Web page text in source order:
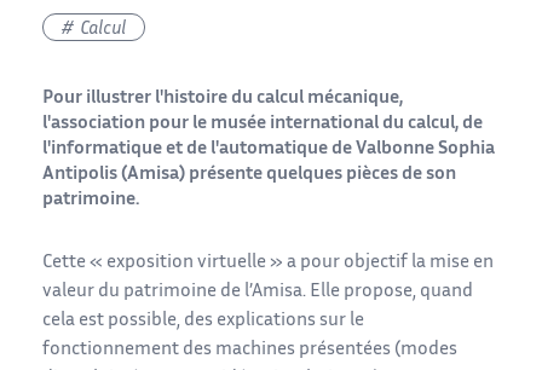
Calcul
Pour illustrer l'histoire du calcul mécanique,
l'association pour le musée international du calcul, de
l'informatique et de l'automatique de Valbonne Sophia
Antipolis (Amisa) présente quelques pièces de son
patrimoine.
Cette « exposition virtuelle » a pour objectif la mise en
valeur du patrimoine de l’Amisa. Elle propose, quand
cela est possible, des explications sur le
fonctionnement des machines présentées (modes